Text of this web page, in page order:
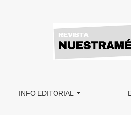
social de Vygotsky
INFO EDITORIAL